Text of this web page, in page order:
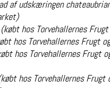
af udskæringen
hos Torvehallernes
hos Torvehallernes Frugt
hos Torvehallernes Frugt
hos Torvehallernes Frugt